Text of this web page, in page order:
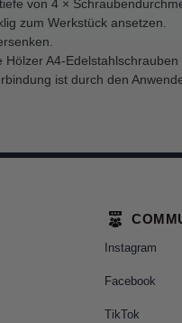
von 4 ×
zum Werkstück ansetzen.
A4-Edelstahlschrauben
ist durch den
Instagram
Facebook
TikTok